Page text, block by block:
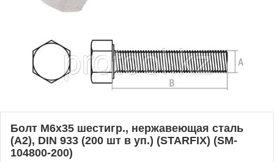
Болт М6х35 шестигр., нержавеющая сталь
(А2), DIN 933 (200 шт в уп.) (STARFIX) (SM-
104800-200)